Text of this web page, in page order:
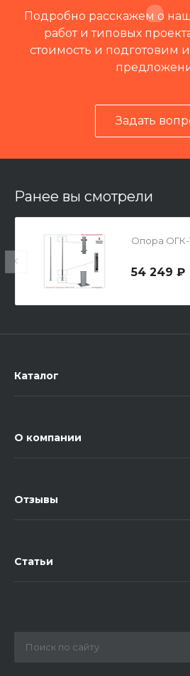
Подробно расскажем о
работ и типовых
стоимость и подготовим
Задать
Ранее вы смотрели
Опора ОГК-
54 249 ₽
Каталог
О компании
Отзывы
Статьи